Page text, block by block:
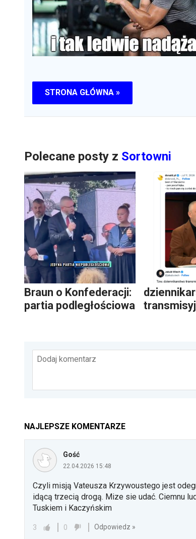
STRONA GŁÓWNA »
Polecane posty z Sortowni
Braun o Konfederacji:
partia podległościowa
Dodaj komentarz
NAJLEPSZE KOMENTARZE
Gość
22.04.2026 15:48
Czyli misją Vateusza Krzywoustego jest
idącą trzecią drogą. Mize sie udać. Ciemnu
Tuskiem i Kaczyńskim
3 0 Odpowiedz »